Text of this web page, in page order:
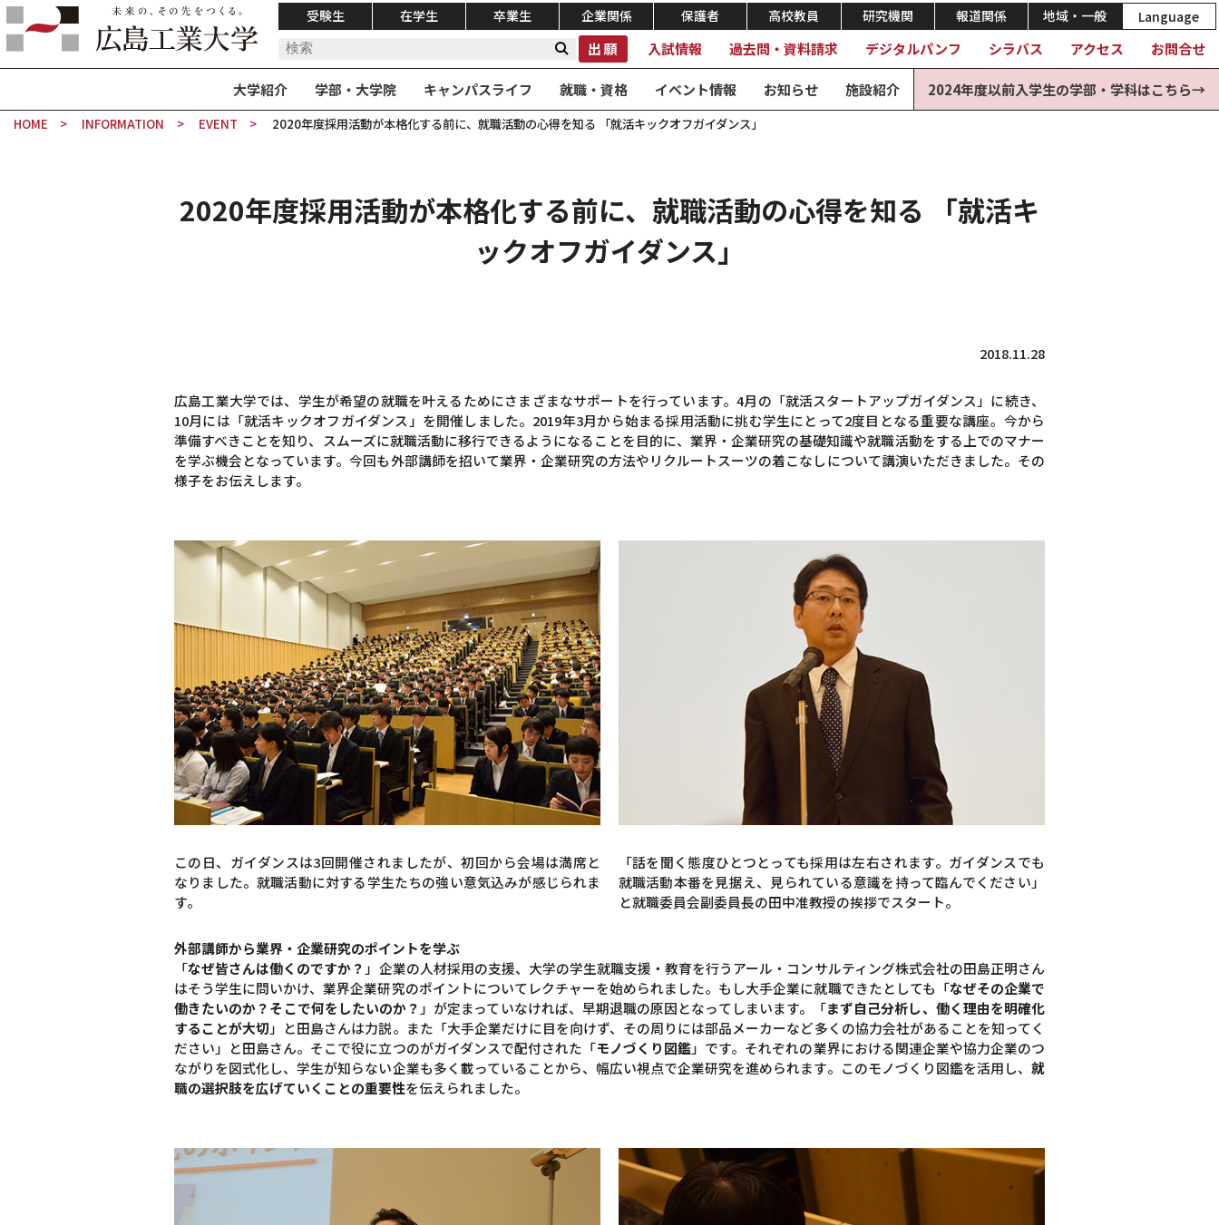
受験生 在学生 卒業生 企業関係 保護者 高校教員 研究機関 報道関係 地域・一般 Language
出願 入試情報 過去問・資料請求 デジタルパンフ シラバス アクセス お問合せ
大学紹介 学部・大学院 キャンパスライフ 就職・資格 イベント情報 お知らせ 施設紹介 2024年度以前入学生の学部・学科はこちら→
HOME INFORMATION EVENT 2020年度採用活動が本格化する前に、就職活動の心得を知る 「就活キックオフガイダンス」
2020年度採用活動が本格化する前に、就職活動の心得を知る 「就活キ
ックオフガイダンス」
2018.11.28
広島工業大学では、学生が希望の就職を叶えるためにさまざまなサポートを行っています。4月の「就活スタートアップガイダンス」に続き、
10月には「就活キックオフガイダンス」を開催しました。2019年3月から始まる採用活動に挑む学生にとって2度目となる重要な講座。今から
準備すべきことを知り、スムーズに就職活動に移行できるようになることを目的に、業界・企業研究の基礎知識や就職活動をする上でのマナー
を学ぶ機会となっています。今回も外部講師を招いて業界・企業研究の方法やリクルートスーツの着こなしについて講演いただきました。その
様子をお伝えします。
この日、ガイダンスは3回開催されましたが、初回から会場は満席と
なりました。就職活動に対する学生たちの強い意気込みが感じられま
す。
「話を聞く態度ひとつとっても採用は左右されます。ガイダンスでも
就職活動本番を見据え、見られている意識を持って臨んでください」
と就職委員会副委員長の田中准教授の挨拶でスタート。
外部講師から業界・企業研究のポイントを学ぶ
「なぜ皆さんは働くのですか？ 」企業の人材採用の支援、大学の学生就職支援・教育を行うアール・コンサルティング株式会社の田島正明さん
はそう学生に問いかけ、業界企業研究のポイントについてレクチャーを始められました。もし大手企業に就職できたとしても「なぜその企業で
働きたいのか？そこで何をしたいのか？ 」が定まっていなければ、早期退職の原因となってしまいます。「まず自己分析し、働く理由を明確化
することが大切」と田島さんは力説。また「大手企業だけに目を向けず、その周りには部品メーカーなど多くの協力会社があることを知ってく
ださい」と田島さん。そこで役に立つのがガイダンスで配付された「モノづくり図鑑」です。それぞれの業界における関連企業や協力企業のつ
ながりを図式化し、学生が知らない企業も多く載っていることから、幅広い視点で企業研究を進められます。このモノづくり図鑑を活用し、 就
職の選択肢を広げていくことの重要性を伝えられました。